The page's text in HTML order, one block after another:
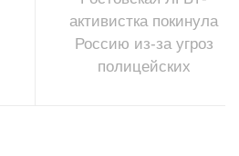
активистка покинула
Россию из-за угроз
полицейских